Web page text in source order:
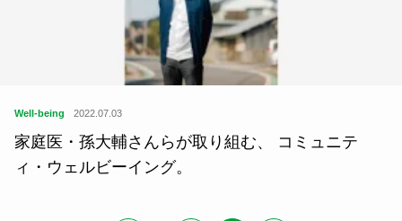
Well-being 2022.07.03
家庭医・孫大輔さんらが取り組む、 コミュニテ
ィ・ウェルビーイング。